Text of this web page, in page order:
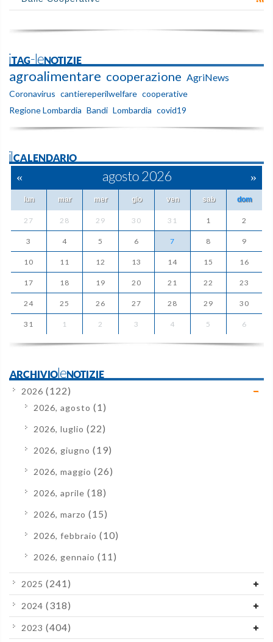
iTAG-leNOTIZIE
agroalimentare cooperazione AgriNews
Coronavirus cantiereperilwelfare cooperative
Regione Lombardia Bandi Lombardia covid19
ilCALENDARIO
« agosto 2026 »
lun mar mer gio ven sab dom
27 28 29 30 31 1 2
3 4 5 6 7 8 9
10 11 12 13 14 15 16
17 18 19 20 21 22 23
24 25 26 27 28 29 30
31 1 2 3 4 5 6
ARCHIVIOleNOTIZIE
2026 (122)
2026, agosto (1)
2026, luglio (22)
2026, giugno (19)
2026, maggio (26)
2026, aprile (18)
2026, marzo (15)
2026, febbraio (10)
2026, gennaio (11)
2025 (241)
2024 (318)
2023 (404)